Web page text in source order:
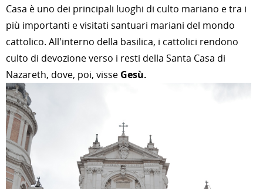
Casa è uno dei principali luoghi di culto mariano e tra i
più importanti e visitati santuari mariani del mondo
cattolico. All'interno della basilica, i cattolici rendono
culto di devozione verso i resti della Santa Casa di
Nazareth, dove, poi, visse Gesù.